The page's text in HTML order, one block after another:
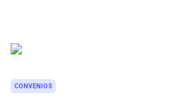
CONVENIOS